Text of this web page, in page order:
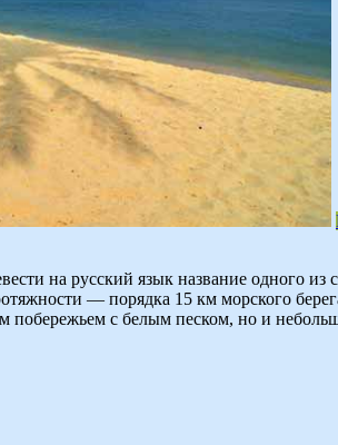
на русский язык название одного из
— порядка 15 км морского
побережьем с белым песком, но и